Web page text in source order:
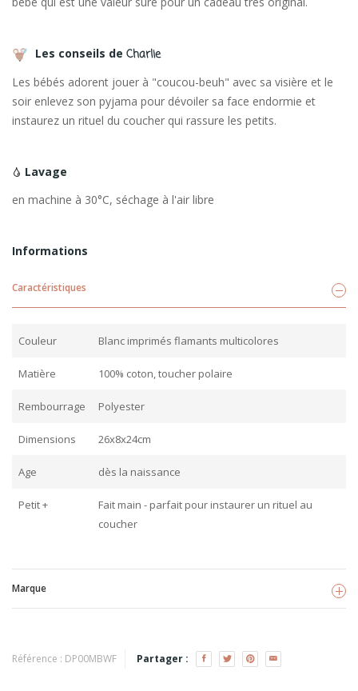
Les conseils de Charlie
Les bébés adorent jouer à "coucou-beuh" avec sa visière et le
soir enlevez son pyjama pour dévoiler sa face endormie et
instaurez un rituel du coucher qui rassure les petits.
Lavage
en machine à 30°C, séchage à l'air libre
Informations
Caractéristiques
Couleur Blanc imprimés flamants multicolores
Matière 100% coton, toucher polaire
Rembourrage Polyester
Dimensions 26x8x24cm
Age dès la naissance
Petit +
Fait main - parfait pour instaurer un rituel au
coucher
Marque
Voir les produits
Référence : DP00MBWF Partager :